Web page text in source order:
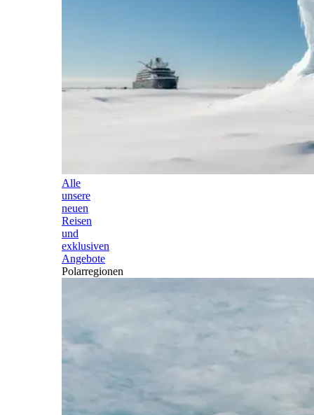
Alle
unsere
neuen
Reisen
und
exklusiven
Angebote
Polarregionen